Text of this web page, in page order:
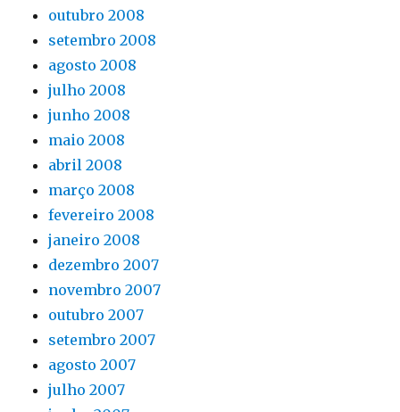
outubro 2008
setembro 2008
agosto 2008
julho 2008
junho 2008
maio 2008
abril 2008
março 2008
fevereiro 2008
janeiro 2008
dezembro 2007
novembro 2007
outubro 2007
setembro 2007
agosto 2007
julho 2007